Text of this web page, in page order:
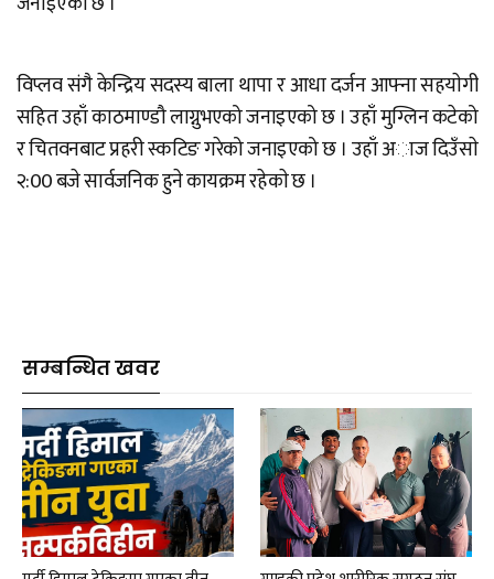
विप्लव संगै केन्द्रिय सदस्य बाला थापा र आधा दर्जन आफ्ना सहयाेगी
सहित उहाँ काठमाण्डौ लाग्नुभएको जनाइएको छ । उहाँ मुग्लिन कटेको
र चितवनबाट प्रहरी स्कटिङ गरेको जनाइएको छ । उहाँ अाज दिउँसाे
२:00 बजे सार्वजनिक हुने कायक्रम रहेकाे छ ।
सम्बन्धित खवर